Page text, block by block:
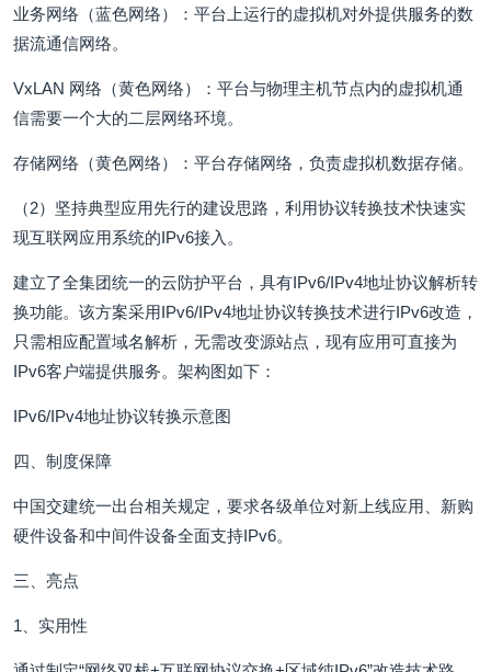
业务网络（蓝色网络）：平台上运行的虚拟机对外提供服务的数
据流通信网络。
VxLAN 网络（黄色网络）：平台与物理主机节点内的虚拟机通
信需要一个大的二层网络环境。
存储网络（黄色网络）：平台存储网络，负责虚拟机数据存储。
（2）坚持典型应用先行的建设思路，利用协议转换技术快速实
现互联网应用系统的IPv6接入。
建立了全集团统一的云防护平台，具有IPv6/IPv4地址协议解析转
换功能。该方案采用IPv6/IPv4地址协议转换技术进行IPv6改造，
只需相应配置域名解析，无需改变源站点，现有应用可直接为
IPv6客户端提供服务。架构图如下：
IPv6/IPv4地址协议转换示意图
四、制度保障
中国交建统一出台相关规定，要求各级单位对新上线应用、新购
硬件设备和中间件设备全面支持IPv6。
三、亮点
1、实用性